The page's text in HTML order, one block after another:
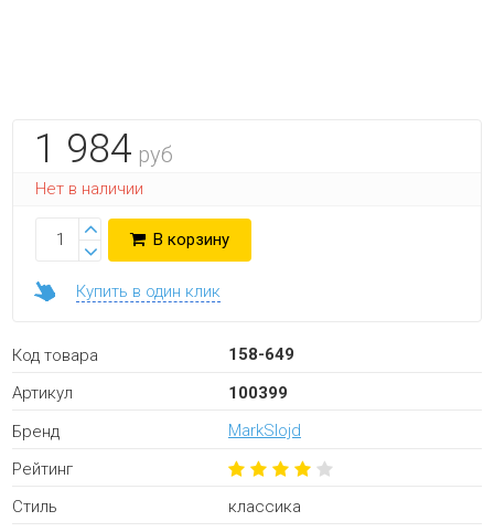
1 984 руб
Нет в наличии
В корзину
Купить в один клик
Код товара
158-649
Артикул
100399
Бренд
MarkSlojd
Рейтинг
Стиль
классика